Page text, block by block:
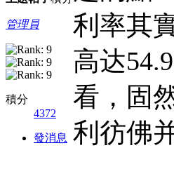
管理員
積分
4372
發消息
利率其
高达
看，固
利彷佛